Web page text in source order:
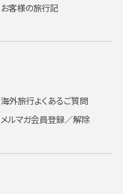
お客様の旅行記
海外旅行よくあるご質問
メルマガ会員登録／解除